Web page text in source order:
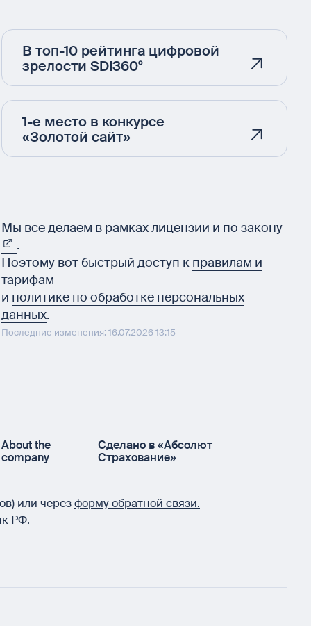
В топ-10 рейтинга цифровой
зрелости SDI360°
1-е место в конкурсе
«Золотой сайт»
Мы все делаем в рамкахлицензии и по закону
.
Поэтому вот быстрый доступ к правилам и
тарифам
и политике по обработке персональных
данных.
Последние изменения: 16.07.2026 13:15
About the
company
Сделано в «Абсолют
Страхование»
или черезформу обратной связи.
РФ.